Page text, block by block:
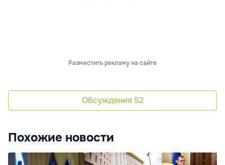
Разместить рекламу на сайте
Обсуждения 52
Похожие новости